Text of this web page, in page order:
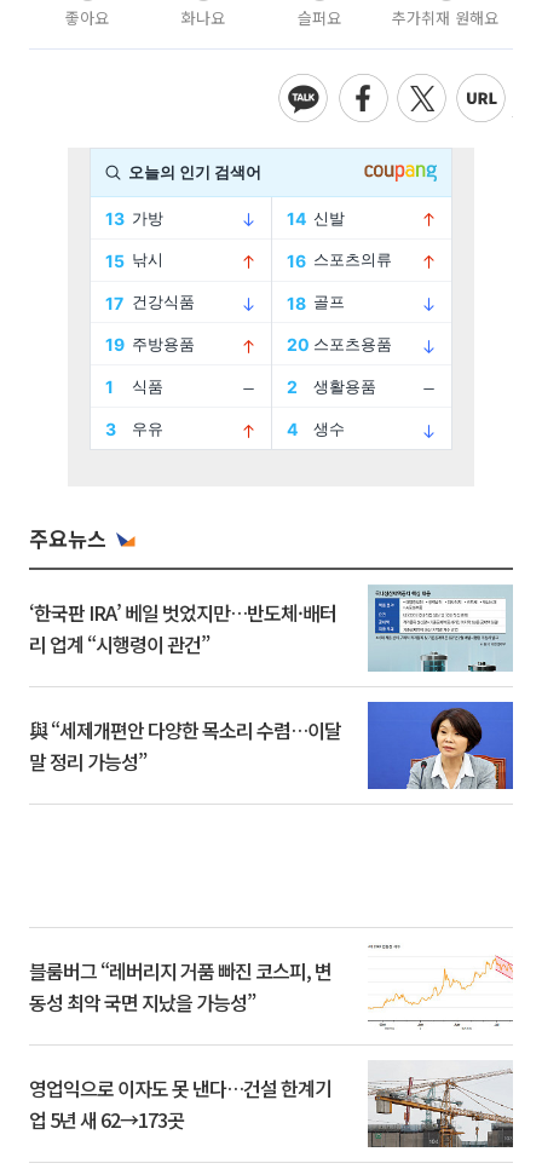
좋아요 화나요 슬퍼요 추가취재 원해요
주요뉴스
‘한국판 IRA’ 베일 벗었지만…반도체·배터
리 업계 “시행령이 관건”
與 “세제개편안 다양한 목소리 수렴…이달
말 정리 가능성”
블룸버그 “레버리지 거품 빠진 코스피, 변
동성 최악 국면 지났을 가능성”
영업익으로 이자도 못 낸다…건설 한계기
업 5년 새 62→173곳